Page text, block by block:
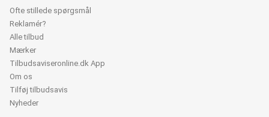
Ofte stillede spørgsmål
Reklamér?
Alle tilbud
Mærker
Tilbudsaviseronline.dk App
Om os
Tilføj tilbudsavis
Nyheder